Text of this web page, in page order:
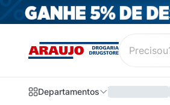
Departamentos